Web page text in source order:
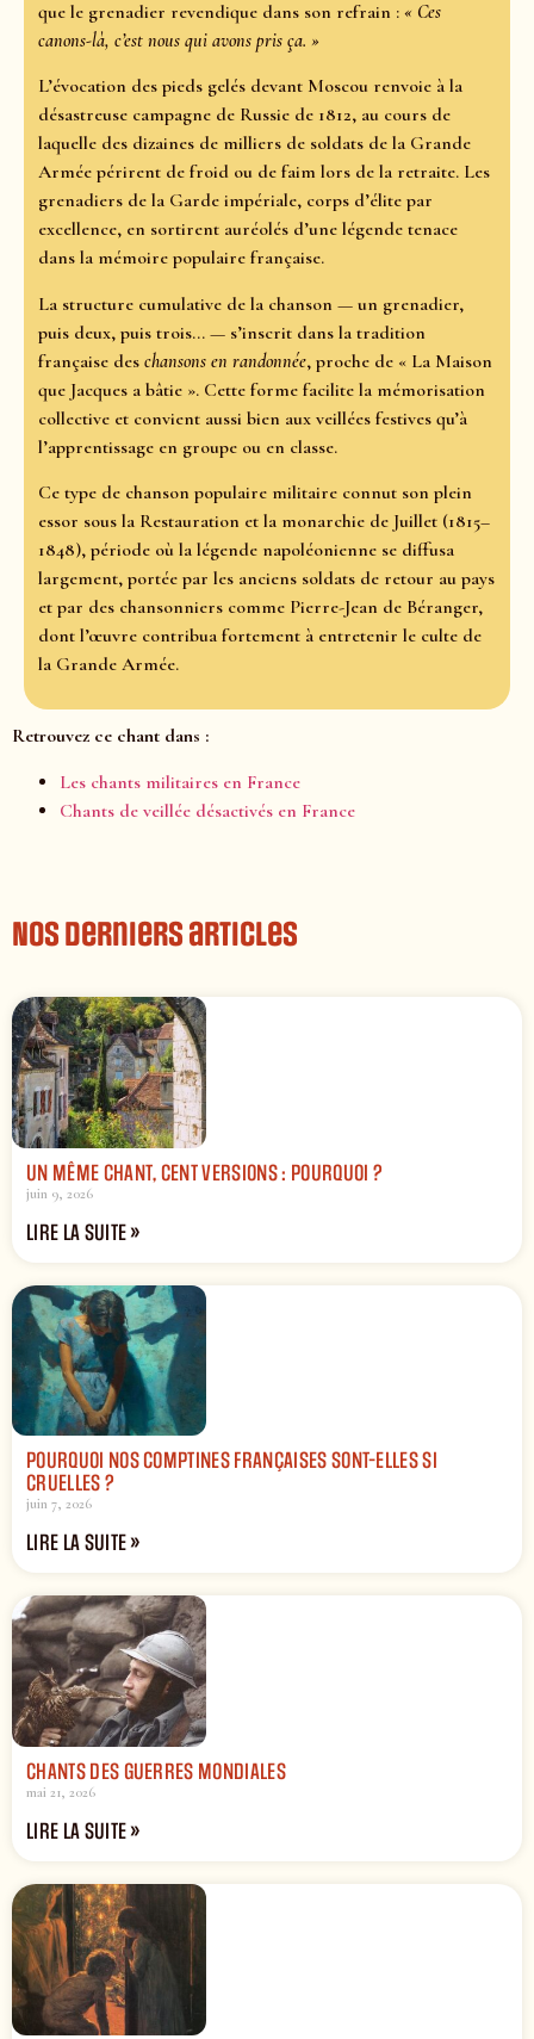
que le grenadier revendique dans son refrain : « Ces
canons-là, c’est nous qui avons pris ça. »
L’évocation des pieds gelés devant Moscou renvoie à la
désastreuse campagne de Russie de 1812, au cours de
laquelle des dizaines de milliers de soldats de la Grande
Armée périrent de froid ou de faim lors de la retraite. Les
grenadiers de la Garde impériale, corps d’élite par
excellence, en sortirent auréolés d’une légende tenace
dans la mémoire populaire française.
La structure cumulative de la chanson — un grenadier,
puis deux, puis trois… — s’inscrit dans la tradition
française des chansons en randonnée, proche de « La Maison
que Jacques a bâtie ». Cette forme facilite la mémorisation
collective et convient aussi bien aux veillées festives qu’à
l’apprentissage en groupe ou en classe.
Ce type de chanson populaire militaire connut son plein
essor sous la Restauration et la monarchie de Juillet (1815–
1848), période où la légende napoléonienne se diffusa
largement, portée par les anciens soldats de retour au pays
et par des chansonniers comme Pierre-Jean de Béranger,
dont l’œuvre contribua fortement à entretenir le culte de
la Grande Armée.
Retrouvez ce chant dans :
Les chants militaires en France
Chants de veillée désactivés en France
Nos derniers articles
UN MÊME CHANT, CENT VERSIONS : POURQUOI ?
juin 9, 2026
LIRE LA SUITE »
POURQUOI NOS COMPTINES FRANÇAISES SONT-ELLES SI
CRUELLES ?
juin 7, 2026
LIRE LA SUITE »
CHANTS DES GUERRES MONDIALES
mai 21, 2026
LIRE LA SUITE »